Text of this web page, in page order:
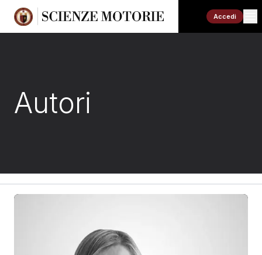
Accedi
Autori